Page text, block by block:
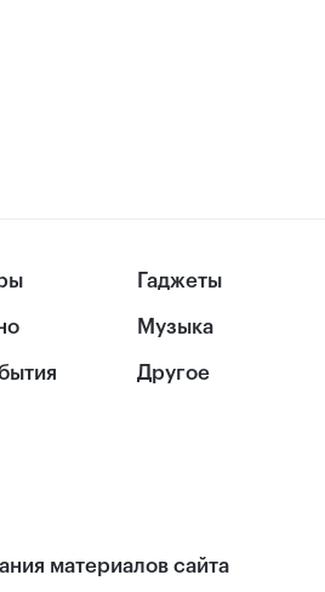
Гаджеты
Музыка
Другое
материалов сайта